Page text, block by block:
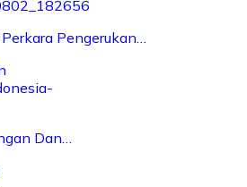
Pengerukan…
Dan…